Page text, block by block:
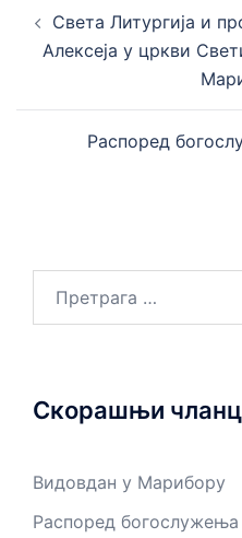
чланака
Света Литургија и
Алексеја у цркви
Распоред
Скорашњи
Видовдан у Марибору
Распоред богослужења